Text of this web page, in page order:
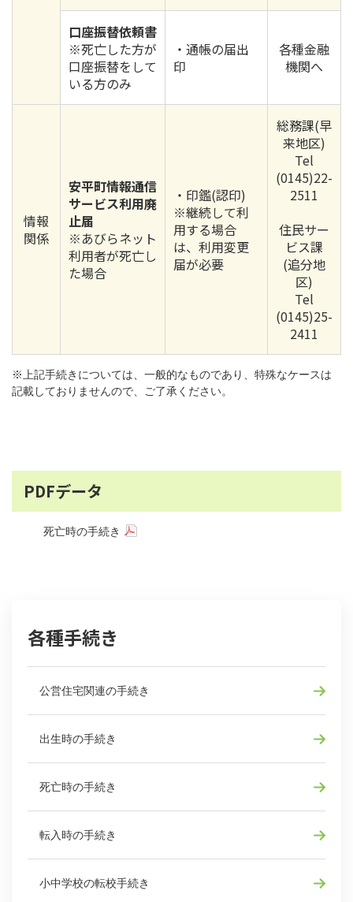
口座振替依頼書
※死亡した方が
口座振替をして
いる方のみ
・通帳の届出
印
各種金融
機関へ
情報
関係
安平町情報通信
サービス利用廃
止届
※あびらネット
利用者が死亡し
た場合
・印鑑(認印)
※継続して利
用する場合
は、利用変更
届が必要
総務課(早
来地区)
Tel
(0145)22-
2511
住民サー
ビス課
(追分地
区)
Tel
(0145)25-
2411
※上記手続きについては、一般的なものであり、特殊なケースは
記載しておりませんので、ご了承ください。
PDFデータ
死亡時の手続き
各種手続き
公営住宅関連の手続き
出生時の手続き
死亡時の手続き
転入時の手続き
小中学校の転校手続き